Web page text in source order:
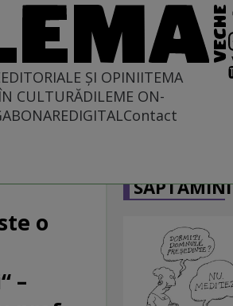
EDITORIALE ȘI OPINIITEMA
CULTURĂDILEME ON-
ABONAREDIGITALContact
o
–